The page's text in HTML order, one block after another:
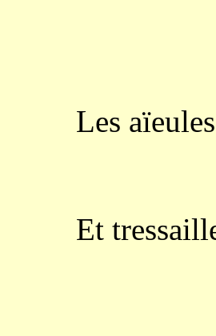
Les
Et